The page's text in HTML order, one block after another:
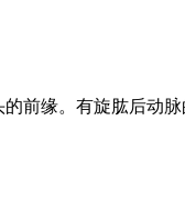
前缘。有旋肱后动